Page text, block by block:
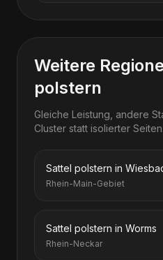
Weitere
polstern
Gleiche Leistung, andere
Cluster statt isolierter Seiten.
Sattel polstern in
Rhein-Main-Gebiet
Sattel polstern in Worms
Rhein-Neckar